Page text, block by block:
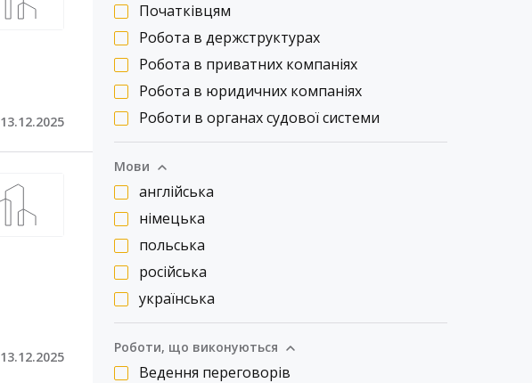
Початківцям
Робота в держструктурах
Робота в приватних компаніях
Робота в юридичних компаніях
Роботи в органах судової системи
Мови
англійська
німецька
польська
російська
українська
Роботи, що виконуються
Ведення переговорів
13.12.2025
13.12.2025